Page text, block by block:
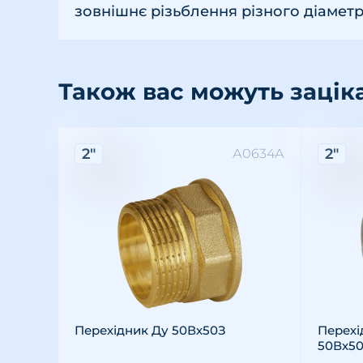
зовнішнє різьблення різного
Також вас можуть
2" А0634А
Перехідник Ду 50Вх50З
2"